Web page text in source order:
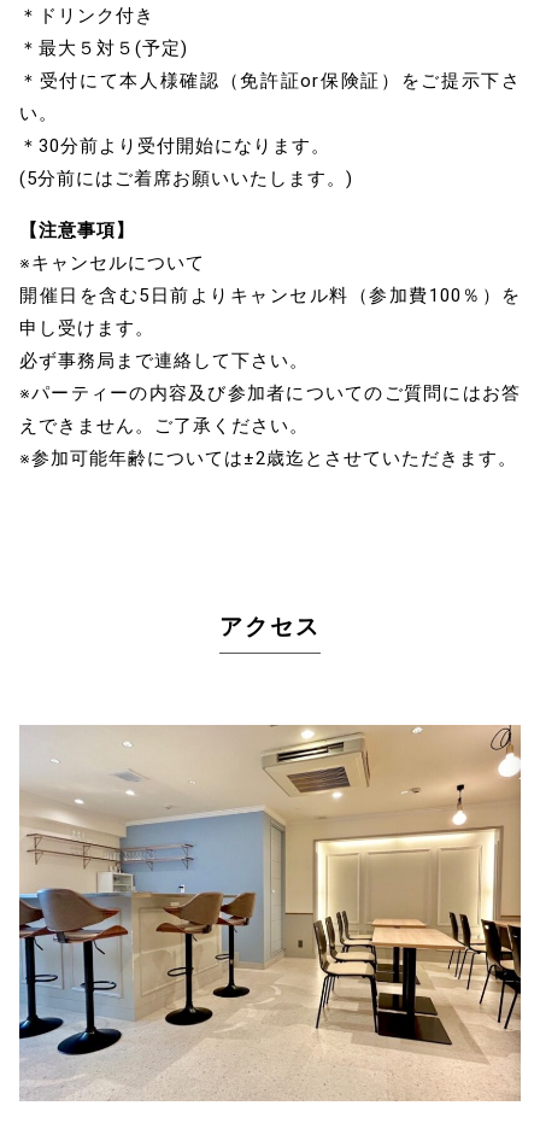
＊ドリンク付き
＊最大５対５(予定)
＊受付にて本人様確認（免許証or保険証）をご提示下さ
い。
＊30分前より受付開始になります。
(5分前にはご着席お願いいたします。)
【注意事項】
※キャンセルについて
開催日を含む5日前よりキャンセル料（参加費100％）を
申し受けます。
必ず事務局まで連絡して下さい。
※パーティーの内容及び参加者についてのご質問にはお答
えできません。ご了承ください。
※参加可能年齢については±2歳迄とさせていただきます。
アクセス